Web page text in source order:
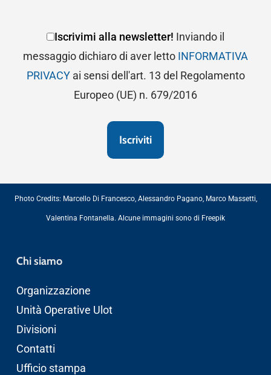
Iscrivimi alla newsletter! Inviando il
messaggio dichiaro di aver letto INFORMATIVA
PRIVACYai sensi dell'art. 13 del Regolamento
Europeo (UE) n. 679/2016
Photo Credits: Marcello Di Francesco, Alessandro Pagano, Marco Massetti,
Valentina Fontanella. Alcune immagini sono di Freepik
Chi siamo
Organizzazione
Unità Operative Ulot
Divisioni
Contatti
Ufficio stampa